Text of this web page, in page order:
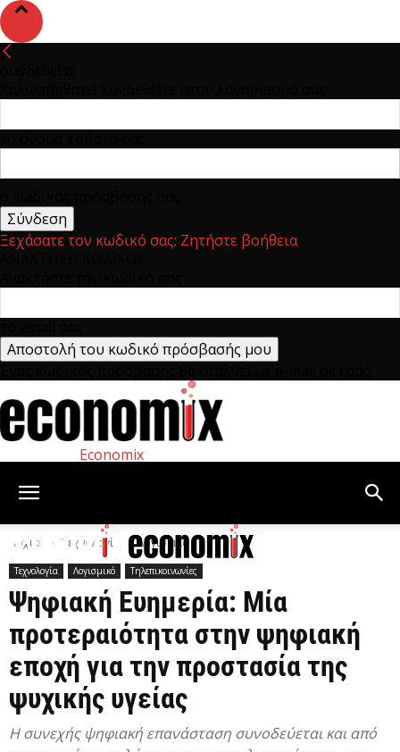
Ξεχάσατε τον κωδικό σας; Ζητήστε βοήθεια
Economix
Αρχική Τεχνολογία Λογισμικό
Τεχνολογία Λογισμικό Τηλεπικοινωνίες
Ψηφιακή Ευημερία: Μία
προτεραιότητα στην ψηφιακή
εποχή για την προστασία της
ψυχικής υγείας
Η συνεχής ψηφιακή επανάσταση συνοδεύεται και από